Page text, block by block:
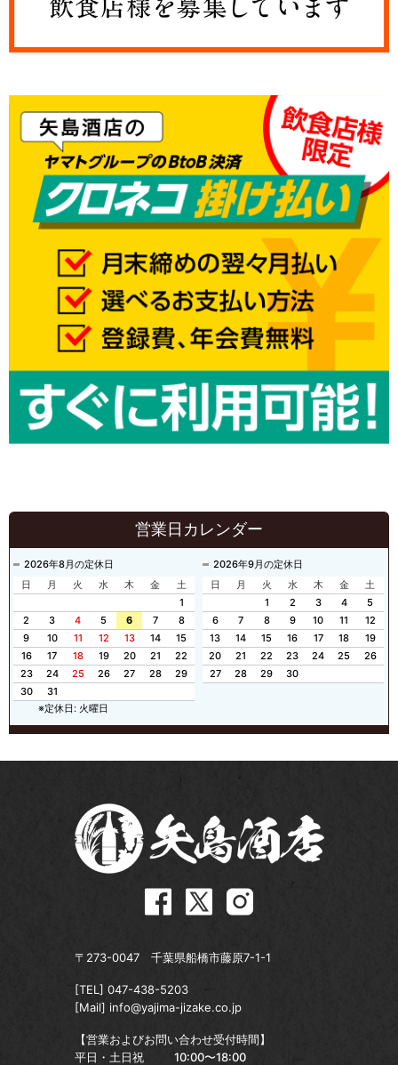
営業日カレンダー
2026年8月の定休日
日
月 火 水 木 金
土
1
2
3 4 5 6 7
8
9
10 11 12 13 14
15
16
17 18 19 20 21
22
23
24 25 26 27 28
29
30
31
2026年9月の定休日
日
月 火 水 木 金
土
1
2 3 4
5
6
7 8 9 10 11
12
13
14 15 16 17 18
19
20
21 22 23 24 25
26
27
28 29 30
※定休日: 火曜日
〒273-0047 千葉県船橋市藤原7-1-1
[TEL] 047-438-5203
[Mail] info@yajima-jizake.co.jp
【営業およびお問い合わせ受付時間】
平日・土日祝
10:00〜18:00